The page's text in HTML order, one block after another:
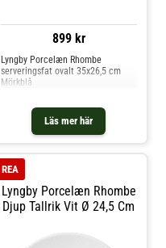
899 kr
Läs mer här
Lyngby Porcelæn Rhombe
serveringsfat ovalt 35x26,5 cm
Mörkblå
Lyngby Porcelæn Rhombe
Djup Tallrik Vit Ø 24,5 Cm
REA